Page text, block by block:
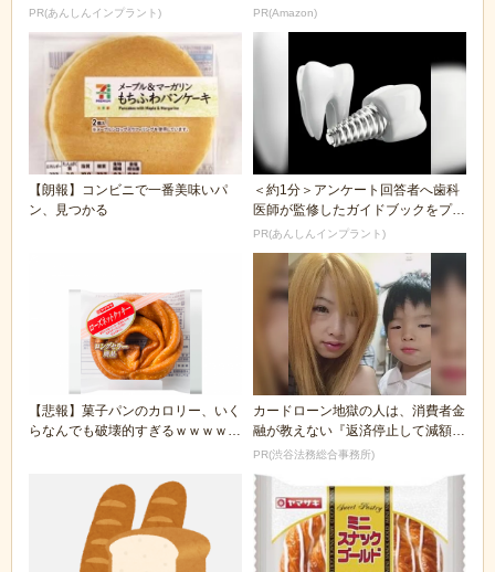
抜けた歯の放置は...
PR(あんしんインプラント)
の本気が...
PR(Amazon)
【朗報】コンビニで一番美味いパ
ン、見つかる
＜約1分＞アンケート回答者へ歯科
医師が監修したガイドブックをプレ
ゼント。65歳以...
PR(あんしんインプラント)
【悲報】菓子パンのカロリー、いく
らなんでも破壊的すぎるｗｗｗｗｗ
カードローン地獄の人は、消費者金
融が教えない『返済停止して減額・
免除する方法』で...
PR(渋谷法務総合事務所)